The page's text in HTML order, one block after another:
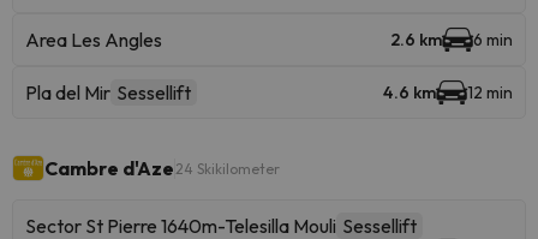
Area Les Angles 2.6 km 6 min
Pla del Mir Sessellift 4.6 km 12 min
Cambre d'Aze 24 Skikilometer
Sector St Pierre 1640m-Telesilla Mouli Sessellift